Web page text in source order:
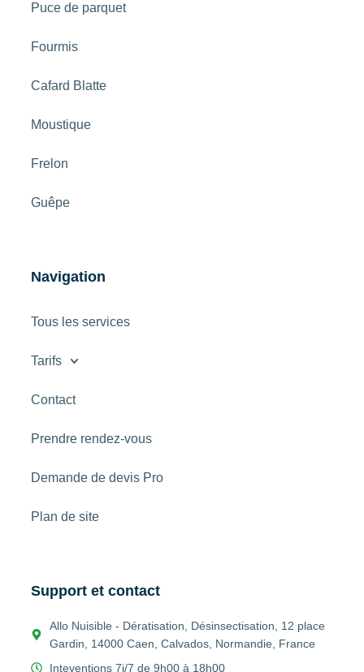
Puce de parquet
Fourmis
Cafard Blatte
Moustique
Frelon
Guêpe
Navigation
Tous les services
Tarifs
Contact
Prendre rendez-vous
Demande de devis Pro
Plan de site
Support et contact
Allo Nuisible - Dératisation, Désinsectisation, 12 place
Gardin, 14000 Caen, Calvados, Normandie, France
Inteventions 7j/7 de 9h00 à 18h00